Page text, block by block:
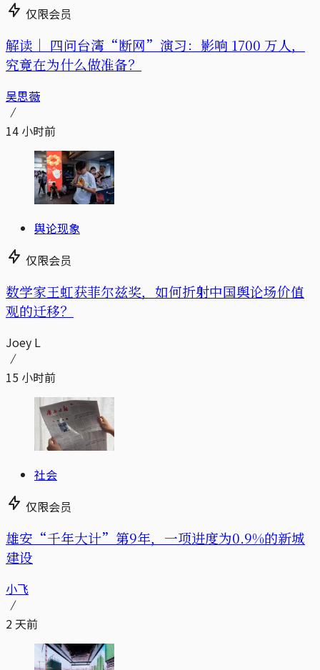
仅限会员
解读｜ 四问台湾“断网”演习：影响 1700 万人，
究竟在为什么做准备？
吴思薇
14 小时前
舆论现象
仅限会员
数学家王虹获菲尔兹奖，如何折射中国舆论场价值
观的迁移？
Joey L
15 小时前
社会
仅限会员
雄安“千年大计”第9年，一项进度为0.9%的新城
建设
小飞
2 天前